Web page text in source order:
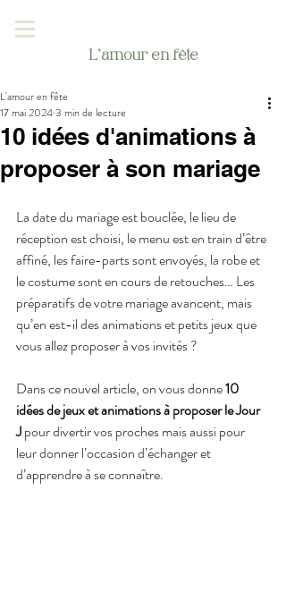
L'amour en fête
10 idées d'animations à
proposer à son mariage
L'amour en fête
17 mai 20243 min de lecture
La date du mariage est bouclée, le lieu de
réception est choisi, le menu est en train d’être
affiné, les faire-parts sont envoyés, la robe et
le costume sont en cours de retouches… Les
préparatifs de votre mariage avancent, mais
qu’en est-il des animations et petits jeux que
vous allez proposer à vos invités ?
Dans ce nouvel article, on vous donne 10
idées de jeux et animations à proposer le Jour
J pour divertir vos proches mais aussi pour
leur donner l’occasion d’échanger et
d’apprendre à se connaître.